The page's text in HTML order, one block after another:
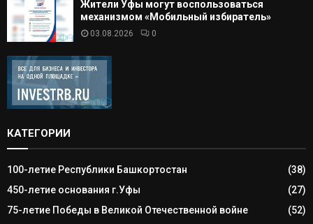
Жители Уфы могут воспользоваться
механизмом «Мобильный избиратель»
03.08.2026 0
КАТЕГОРИИ
100-летие Республики Башкортостан
(38)
450-летие основания г.Уфы
(27)
75-летие Победы в Великой Отечественной войне
(52)